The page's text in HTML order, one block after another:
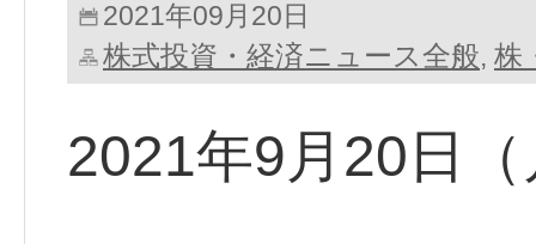
2021年09月20日
株式投資・経済ニュース全般, 株
2021年9月20日